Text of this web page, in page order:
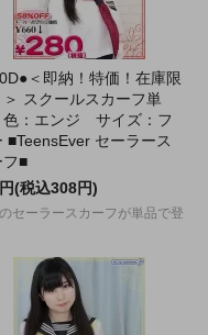
＜即納！特価！在庫限
＞ スクールスカーフ単
：エンジ サイズ：フ
■TeensEver セーラース
フ■
(税込308円)
セーラースカーフが単品で登